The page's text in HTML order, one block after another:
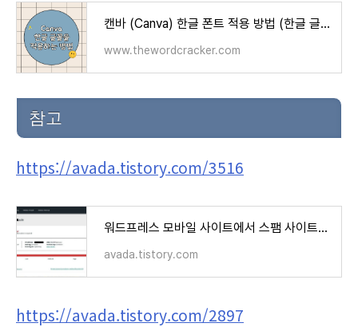
캔바 (Canva) 한글 폰트 적용 방법 (한글 글꼴 선택하기) - 워드프레스 정보꾸러미
www.thewordcracker.com
참고
https://avada.tistory.com/3516
워드프레스 모바일 사이트에서 스팸 사이트로 이동하는 멀웨어 제거 작업
avada.tistory.com
https://avada.tistory.com/2897